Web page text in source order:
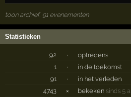
toon archief, 91 evenementen
Statistieken
92 ·
optredens
1
·
in de toekomst
91
·
in het verleden
4743
× bekeken sinds 5